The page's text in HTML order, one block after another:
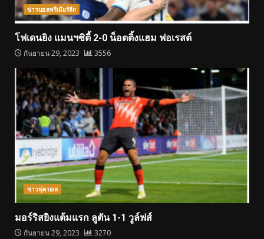
ข่าวบอลพรีเมียร์ลีก
โฟเดนยิง แมนฯซิตี้ 2-0 น็อตติ้งแฮม ฟอเรสต์
กันยายน 29, 2023 3556
ข่าวฟุตบอล
มอร์ริสยิงแต้มแรก ลูตัน 1-1 วูล์ฟส์
กันยายน 29, 2023 3270